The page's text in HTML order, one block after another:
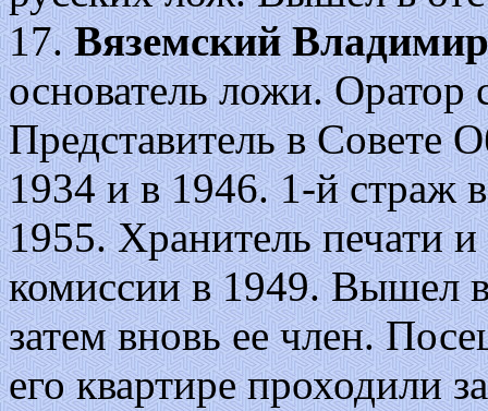
17.Вяземский
основатель ложи. Оратор
Представитель в Совете
1934 и в 1946. 1-й страж
1955. Хранитель печати
комиссии в 1949. Вышел
затем вновь ее член.
его квартире проходили